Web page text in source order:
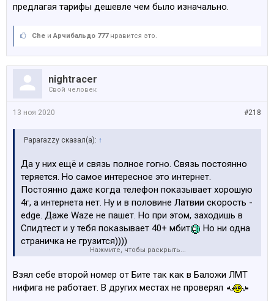
предлагая тарифы дешевле чем было изначально.
Che иАрчибальдо 777нравится это.
nightracer
Свой человек
#218
13 ноя 2020
Paparazzy сказал(а): ↑
Да у них ещё и связь полное гогно. Связь постоянно
теряется. Но самое интересное это интернет.
Постоянно даже когда телефон показывает хорошую
4г, а интернета нет. Ну и в половине Латвии скорость -
edge. Даже Waze не пашет. Но при этом, заходишь в
Спидтест и у тебя показывает 40+ мбит
Но ни одна
страничка не грузится))))
Цена была 6.75 за полный безлим, это радовало.
Нажмите, чтобы раскрыть...
Взял себе второй номер от Бите так как в Баложи ЛМТ
нифига не работает. В других местах не проверял